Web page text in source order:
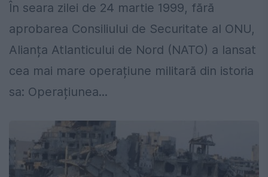
În seara zilei de 24 martie 1999, fără
aprobarea Consiliului de Securitate al ONU,
Alianța Atlanticului de Nord (NATO) a lansat
cea mai mare operațiune militară din istoria
sa: Operațiunea...